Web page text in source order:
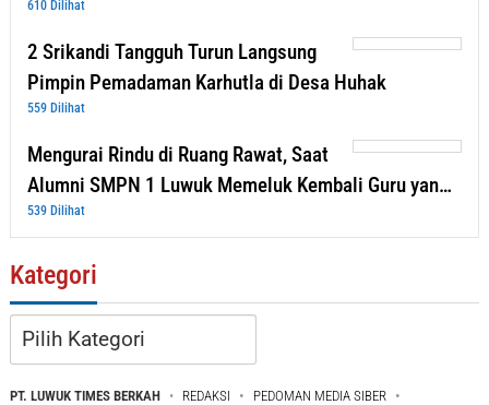
610 Dilihat
2 Srikandi Tangguh Turun Langsung
Pimpin Pemadaman Karhutla di Desa Huhak
559 Dilihat
Mengurai Rindu di Ruang Rawat, Saat
Alumni SMPN 1 Luwuk Memeluk Kembali Guru yan…
539 Dilihat
Kategori
Kategori
PT. LUWUK TIMES BERKAH REDAKSI
PEDOMAN MEDIA SIBER